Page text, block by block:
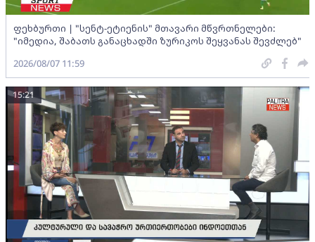
ფეხბურთი | "სენტ-ეტიენის" მთავარი მწვრთნელები:
"იმედია, შაბათს განაცხადში ზურიკოს შეყვანას შევძლებ"
2026/08/07 11:59
15:21